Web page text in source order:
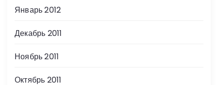
Январь 2012
Декабрь 2011
Ноябрь 2011
Октябрь 2011